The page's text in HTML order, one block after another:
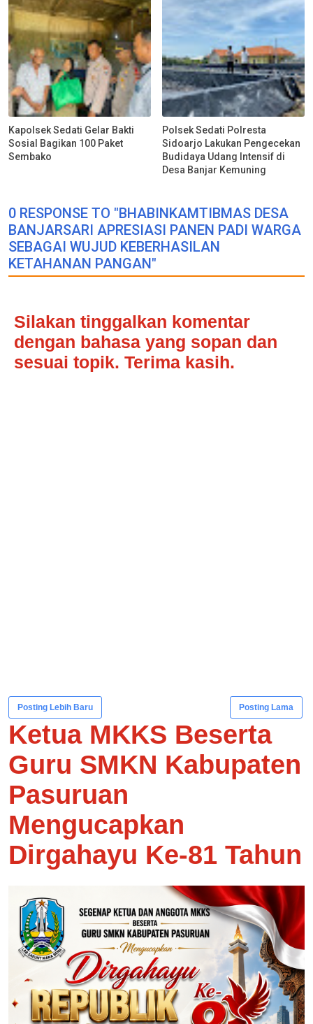
Kapolsek Sedati Gelar Bakti
Sosial Bagikan 100 Paket
Sembako
Polsek Sedati Polresta
Sidoarjo Lakukan Pengecekan
Budidaya Udang Intensif di
Desa Banjar Kemuning
0 RESPONSE TO "BHABINKAMTIBMAS DESA
BANJARSARI APRESIASI PANEN PADI WARGA
SEBAGAI WUJUD KEBERHASILAN
KETAHANAN PANGAN"
Silakan tinggalkan komentar
dengan bahasa yang sopan dan
sesuai topik. Terima kasih.
Posting Lebih Baru Posting Lama
Ketua MKKS Beserta
Guru SMKN Kabupaten
Pasuruan
Mengucapkan
Dirgahayu Ke-81 Tahun